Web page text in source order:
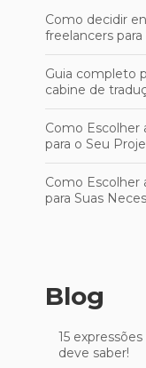
Como decidir
freelancers
Guia completo
cabine de
Como Escolher
para o Seu
Como Escolher
para Suas
Blog
15
deve saber!